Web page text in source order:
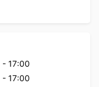
- 17:00
- 17:00